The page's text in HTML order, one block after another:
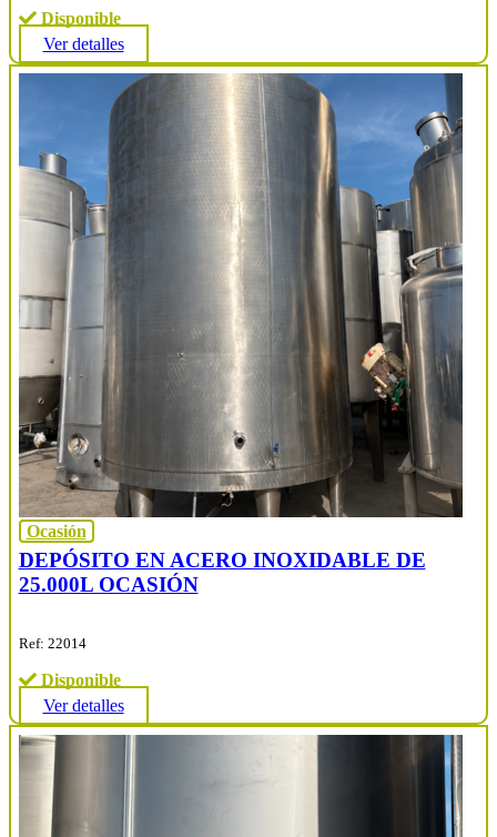
Disponible
Ver detalles
Ocasión
DEPÓSITO EN ACERO INOXIDABLE DE
25.000L OCASIÓN
Ref: 22014
Disponible
Ver detalles